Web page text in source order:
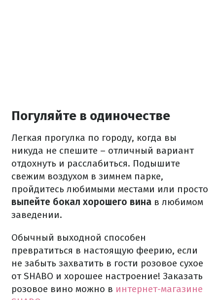
Погуляйте в одиночестве
Легкая прогулка по городу, когда вы
никуда не спешите – отличный вариант
отдохнуть и расслабиться. Подышите
свежим воздухом в зимнем парке,
пройдитесь любимыми местами или просто
выпейте бокал хорошего вина в любимом
заведении.
Обычный выходной способен
превратиться в настоящую феерию, если
не забыть захватить в гости розовое сухое
от SHABO и хорошее настроение! Заказать
розовое вино можно в интернет-магазине